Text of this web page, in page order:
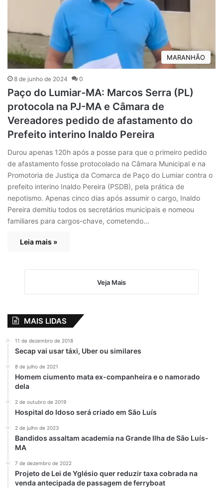
MARANHÃO
8 de junho de 2024 0
Paço do Lumiar-MA: Marcos Serra (PL)
protocola na PJ-MA e Câmara de
Vereadores pedido de afastamento do
Prefeito interino Inaldo Pereira
Durou apenas 120h após a posse para que o primeiro pedido
de afastamento fosse protocolado na Câmara Municipal e na
Promotoria de Justiça da Comarca de Paço do Lumiar contra o
prefeito interino Inaldo Pereira (PSDB), pela prática de
nepotismo. Apenas cinco dias após assumir o cargo, Inaldo
Pereira demitiu todos os secretários municipais e nomeou
familiares para cargos-chave, cometendo…
Leia mais »
Veja Mais
MAIS LIDAS
11 de dezembro de 2018
Secap vai usar táxi, Uber ou similares
8 de julho de 2021
Homem ciumento mata ex-companheira e o namorado
dela
2 de outubro de 2019
Hospital do Idoso será criado em São Luís
2 de julho de 2023
Bandidos assaltam academia na Grande Ilha de São Luís-
MA
7 de dezembro de 2022
Projeto de Lei de Yglésio quer reduzir taxa cobrada na
venda antecipada de passagem de ferryboat